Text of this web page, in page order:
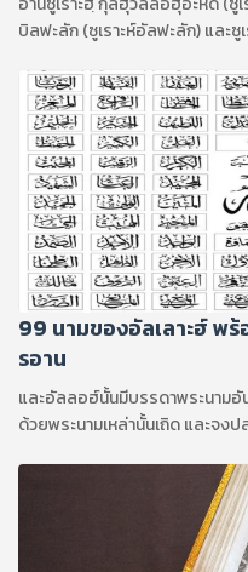
บิลฟะลัก (ซูเราะห์อัลฟะลัก) และ
99 นามของอัลเลาะฮ์ พ
รอาน
และอัลลอฮ์นั้นมีบรรดาพระนามอั
ด้วยพระนามเหล่านั้นเถิด และจง